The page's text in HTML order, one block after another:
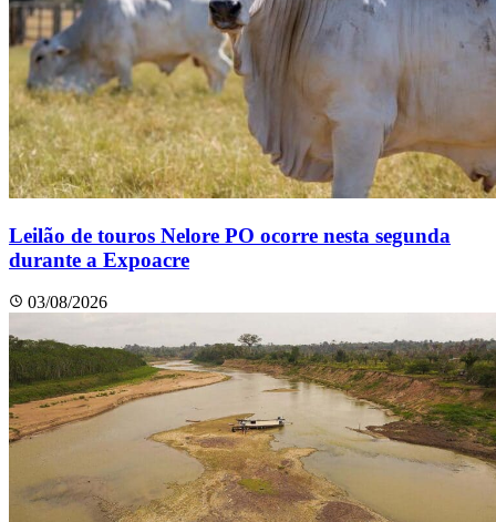
Leilão de touros Nelore PO ocorre nesta segunda
durante a Expoacre
03/08/2026